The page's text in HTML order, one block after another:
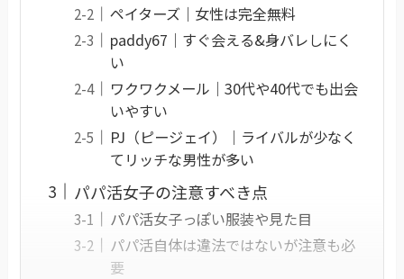
ペイターズ｜女性は完全無料
paddy67｜すぐ会える&身バレしにく
い
ワクワクメール｜30代や40代でも出会
いやすい
PJ（ピージェイ）｜ライバルが少なく
てリッチな男性が多い
パパ活女子の注意すべき点
パパ活女子っぽい服装や見た目
パパ活自体は違法ではないが注意も必
要